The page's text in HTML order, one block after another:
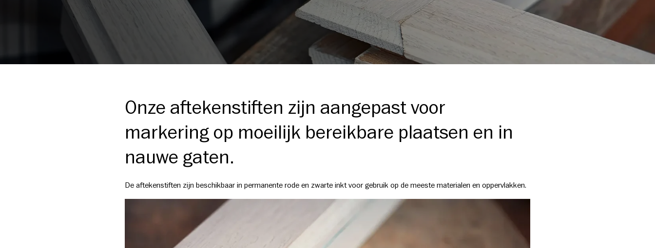
Onze aftekenstiften zijn aangepast voor
markering op moeilijk bereikbare plaatsen en in
nauwe gaten.
De aftekenstiften zijn beschikbaar in permanente rode en zwarte inkt voor gebruik op de meeste materialen en oppervlakken.